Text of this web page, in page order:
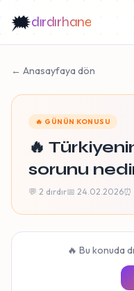
🗯️dırdırhane
← Anasayfaya dön
🔥 GÜNÜN KONUSU
🔥
sorunu
💬 2 dırdır📅 24.02.2026
🔥 Bu konuda